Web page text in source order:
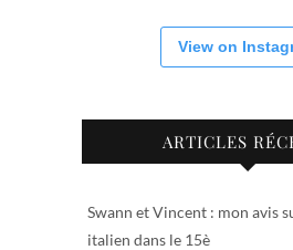
View on
ARTICLES
Swann et Vincent : mon avis
italien dans le 15è